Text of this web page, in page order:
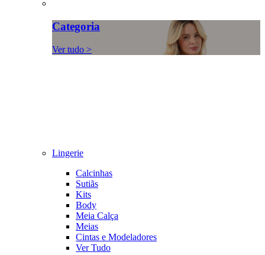
Categoria
Ver tudo >
Lingerie
Calcinhas
Sutiãs
Kits
Body
Meia Calça
Meias
Cintas e Modeladores
Ver Tudo